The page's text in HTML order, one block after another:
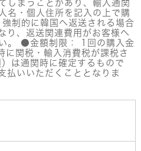
しまうことがあり、輸入通関
名・個人住所を記入の上で購
制的に韓国へ返送される場合
り、返送関連費用がお客様へ
。 ●金額制限： 1回の購入金
関税・輸入消費税が課税さ
は通関時に確定するもので
払いいただくこととなりま